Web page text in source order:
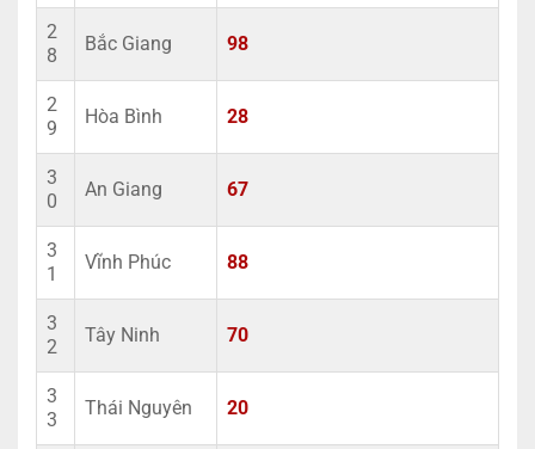
2
8
Bắc Giang 98
2
9
Hòa Bình 28
3
0
An Giang 67
3
1
Vĩnh Phúc 88
3
2
Tây Ninh 70
3
3
Thái Nguyên 20